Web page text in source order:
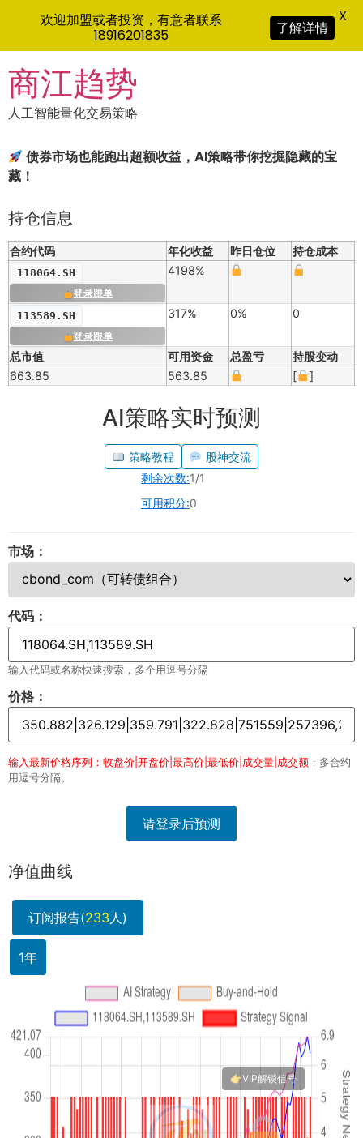
to
content
商江趋势
人工智能量化交易策略
债券市场也能跑出超额收益，AI策略带你挖掘隐藏的宝
藏！
持仓信息
合约代码 年化收益 昨日仓位 持仓成本
118064.SH
登录跟单
4198%
113589.SH
登录跟单
317% 0% 0
总市值 可用资金 总盈亏
持股变动
663.85
563.85 [ ]
AI策略实时预测
策略教程
股神交流
剩余次数:1/1
可用积分:0
市场：
代码：
输入代码或名称快速搜索，多个用逗号分隔
价格：
输入最新价格序列：收盘价|开盘价|最高价|最低价|成交量|成交额 ；多合约
用逗号分隔。
请登录后预测
净值曲线
订阅报告(233人)
1年
欢迎加盟或者投资，有意者联系
18916201835
了解详情
X